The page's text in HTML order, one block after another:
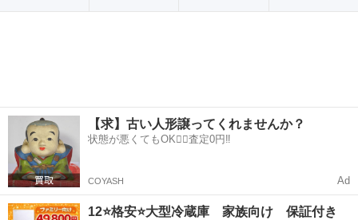
【求】古い人形譲ってくれませんか？
状態が悪くてもOK🙆‍♀️査定0円‼️
COYASH Ad
12⭐️格安⭐️大型冷蔵庫 家族向け 保証付き